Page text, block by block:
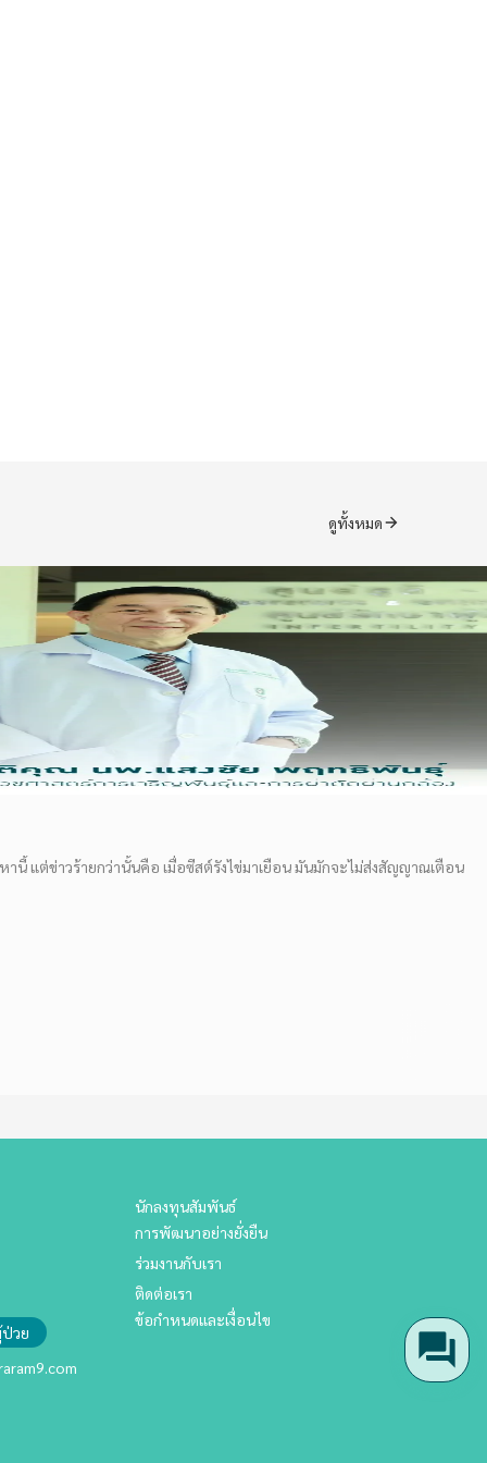
ดูทั้งหมด
นี้ แต่ข่าวร้ายกว่านั้นคือ เมื่อซีสต์รังไข่มาเยือน มันมักจะไม่ส่งสัญญาณเตือน
ป่วย
นักลงทุนสัมพันธ์
การพัฒนาอย่างยั่งยืน
ร่วมงานกับเรา
ติดต่อเรา
ข้อกำหนดและเงื่อนไข